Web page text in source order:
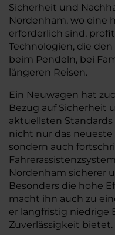
Sicherheit und
Nordenham, wo eine
erforderlich sind,
Technologien, die
beim Pendeln, bei
längeren Reisen.
Ein Neuwagen hat
Bezug auf Sicherheit
aktuellsten
nicht nur das
sondern auch
Nordenham sicherer
Besonders die hohe
macht ihn auch zu
er langfristig niedrige
Zuverlässigkeit bietet.